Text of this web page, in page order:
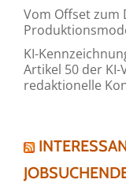
Vom Offset zum
KI-
Artikel 50 der
redaktionelle